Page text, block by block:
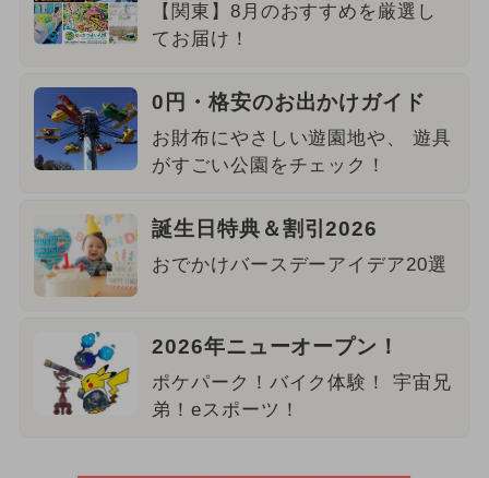
【関東】8月のおすすめを厳選し
てお届け！
0円・格安のお出かけガイド
お財布にやさしい遊園地や、 遊具
がすごい公園をチェック！
誕生日特典＆割引2026
おでかけバースデーアイデア20選
2026年ニューオープン！
ポケパーク！バイク体験！ 宇宙兄
弟！eスポーツ！